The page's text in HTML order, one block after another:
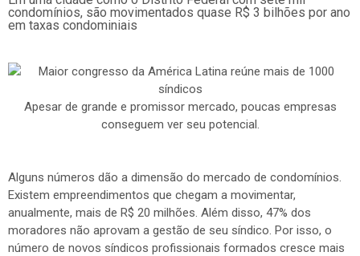
condomínios, são movimentados quase R$ 3 bilhões por ano
em taxas condominiais
Apesar de grande e promissor mercado, poucas empresas
conseguem ver seu potencial.
Alguns números dão a dimensão do mercado de condomínios.
Existem empreendimentos que chegam a movimentar,
anualmente, mais de R$ 20 milhões. Além disso, 47% dos
moradores não aprovam a gestão de seu síndico. Por isso, o
número de novos síndicos profissionais formados cresce mais